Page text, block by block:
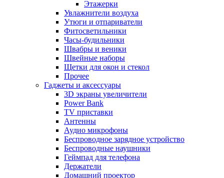
Этажерки
Увлажнители воздуха
Утюги и отпариватели
Фитосветильники
Часы-будильники
Швабры и веники
Швейные наборы
Щетки для окон и стекол
Прочее
Гаджеты и аксессуары
3D экраны увеличители
Power Bank
TV приставки
Антенны
Аудио микрофоны
Беспроводное зарядное устройство
Беспроводные наушники
Геймпад для телефона
Держатели
Домашний проектор